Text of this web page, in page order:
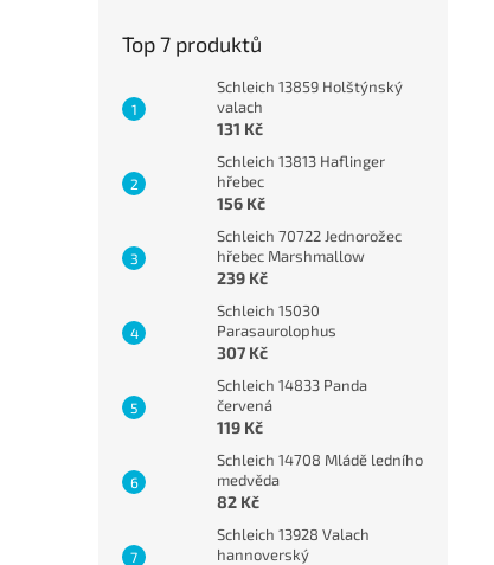
Top 7 produktů
Schleich 13859 Holštýnský
valach
131 Kč
Schleich 13813 Haflinger
hřebec
156 Kč
Schleich 70722 Jednorožec
hřebec Marshmallow
239 Kč
Schleich 15030
Parasaurolophus
307 Kč
Schleich 14833 Panda
červená
119 Kč
Schleich 14708 Mládě ledního
medvěda
82 Kč
Schleich 13928 Valach
hannoverský